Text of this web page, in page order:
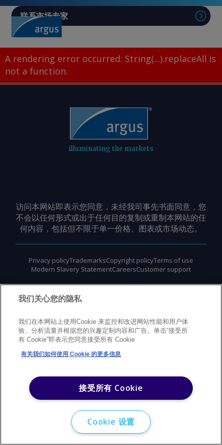
联系市场专家
A rendering error occurred: String(...).replaceAll is
not a function.
illuminating the markets
访问本网站即表示您同意，未经我司事先书面同意，您
不会以任何形式或出于任何目的复制或重制本网站的任
何内容，包括但不限于单一价格、图表或市场动态。
©2026Argus Media Group Copyright
Privacy policyTrademarksCopyright policyTerms of use
Modern Slavery StatementCareersCustomer support
我们关心您的隐私
我们在本网站上使用Cookie 来监控和改进网站性能和用户体
验、分析流量并根据您的兴趣定制内容和广告。单击“接受所
有 Cookie”即表示您同意接受所有 Cookie
有关我们如何使用 Cookie 的更多信息
接受所有 Cookie
Cookie 设置